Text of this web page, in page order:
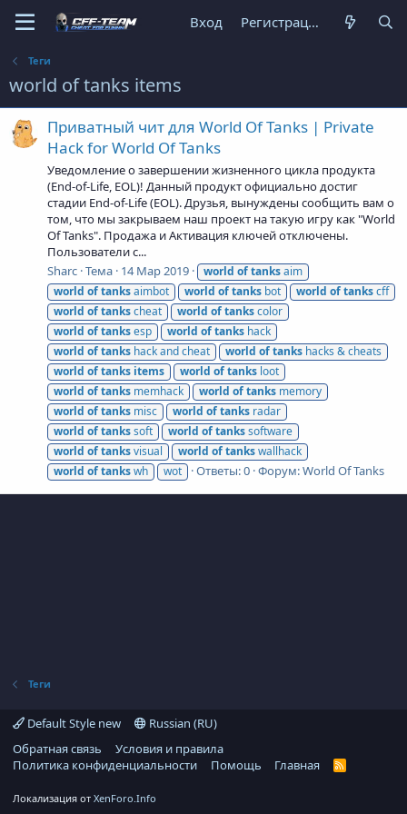
Вход Регистрация
Теги
world of tanks items
Приватный чит для World Of Tanks | Private
Hack for World Of Tanks
Уведомление о завершении жизненного цикла продукта
(End-of-Life, EOL)! Данный продукт официально достиг
стадии End-of-Life (EOL). Друзья, вынуждены сообщить вам о
том, что мы закрываем наш проект на такую игру как "World
Of Tanks". Продажа и Активация ключей отключены.
Пользователи с...
Sharc Тема 14 Мар 2019 world oftanksaim
world oftanksaimbot world oftanks bot world oftankscff
world oftankscheat world oftankscolor
world oftanksesp world oftanks hack
world oftanks hack and cheat world oftanks hacks & cheats
world oftanks items world oftanks loot
world oftanks memhack world oftanks memory
world oftanks misc world oftanks radar
world oftankssoft world oftankssoftware
world oftanksvisual world oftankswallhack
world oftankswh wot Ответы: 0 Форум:World Of Tanks
Теги
Default Style new
Russian (RU)
Обратная связь
Условия и правила
Политика конфиденциальности
Помощь Главная
R
Локализация от XenForo.Info